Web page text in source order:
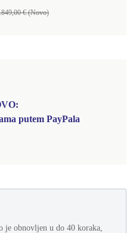
€ (Novo)
putem PayPala
je obnovljen u do 40 koraka,